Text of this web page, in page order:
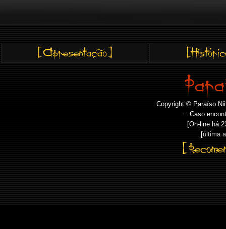
Copyright © Paraíso
:: Caso
[On-line há
[última